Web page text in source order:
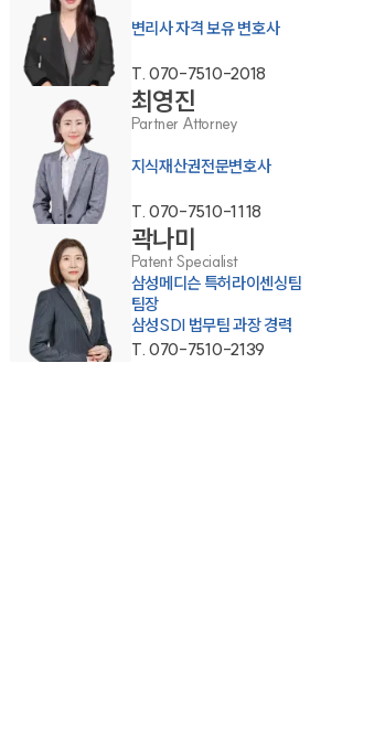
그룹소개
대륜의 강점
오시는 길
글로벌 파트너 로펌
고객의 소리
통합검색
AI대륜
업무사례
변리사 자격 보유 변호사
T. 070-7510-2018
최영진
Partner Attorney
지식재산권전문변호사
T. 070-7510-1118
곽나미
Patent Specialist
삼성메디슨 특허라이센싱팀
팀장
삼성SDI 법무팀 과장 경력
T. 070-7510-2139